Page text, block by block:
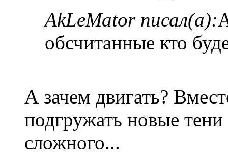
AkLeMator писал(а):
обсчитанные кто
А зачем двигать?
подгружать новые
сложного...